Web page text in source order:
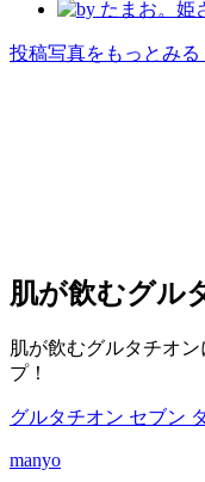
投稿写真をもっとみる
肌が飲むグル
肌が飲むグルタチオ
プ！
グルタチオン セブン
manyo